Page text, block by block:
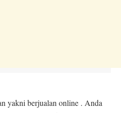
yakni berjualan online . Anda